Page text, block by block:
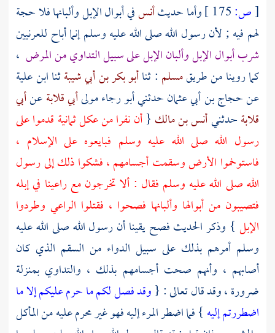
[ص: وأما حديثأنسفي أبوال الإبل وألبانها فلا حجة
لهم فيه ; لأن رسول الله صلى الله عليه وسلم إنما أباح للعرنيين
شرب أبوال الإبل وألبان الإبل على سبيل التداوي من المرض ،
كما روينا من طريقمسلم : ثناأبو بكر بن أبي شيبةثناابن علية
عنحجاج بن أبي عثمانحدثنيأبو رجاءمولىأبي قلابةعنأبي
قلابةحدثنيأنس بن مالك {أن نفرا منعكلثمانية قدموا على
رسول الله صلى الله عليه وسلم فبايعوه على الإسلام ،
فاستوخموا الأرض وسقمت أجسامهم ، فشكوا ذلك إلى رسول
الله صلى الله عليه وسلم فقال : ألا تخرجون مع راعينا في إبله
فتصيبون من أبوالها وألبانها فصحوا ، فقتلوا الراعي وطردوا
الإبل } وذكر الحديث فصح يقينا أن رسول الله صلى الله عليه
وسلم أمرهم بذلك على سبيل الدواء من السقم الذي كان
أصابهم ، وأنهم صحت أجسامهم بذلك ، والتداوي بمنزلة
ضرورة ، وقد قال تعالى : {وقد فصل لكم ما حرم عليكم إلا ما
اضطررتم إليه } فما اضطر المرء إليه فهو غير محرم عليه من المأكل